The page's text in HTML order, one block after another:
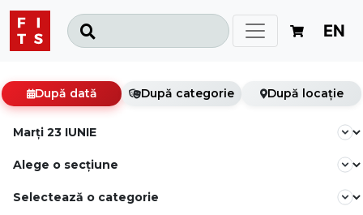
EN
După dată După categorie După locație